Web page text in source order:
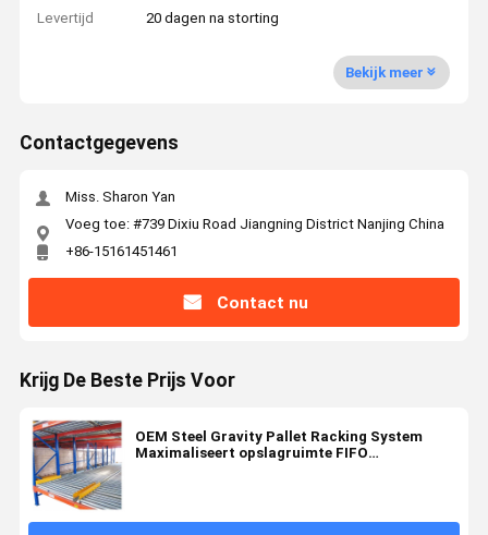
Levertijd 20 dagen na storting
Bekijk meer
Contactgegevens
Miss. Sharon Yan
Voeg toe: #739 Dixiu Road Jiangning District Nanjing China
+86-15161451461
Contact nu
Krijg De Beste Prijs Voor
OEM Steel Gravity Pallet Racking System
Maximaliseert opslagruimte FIFO